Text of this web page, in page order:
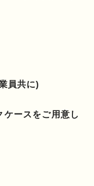
員共に)
ースをご用意し